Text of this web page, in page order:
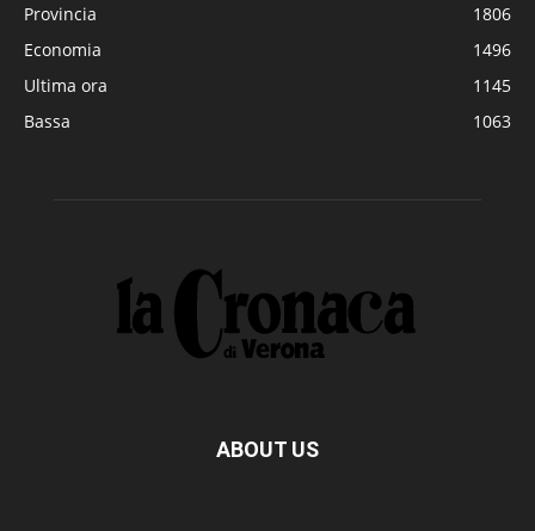
Provincia
1806
Economia
1496
Ultima ora
1145
Bassa
1063
ABOUT US